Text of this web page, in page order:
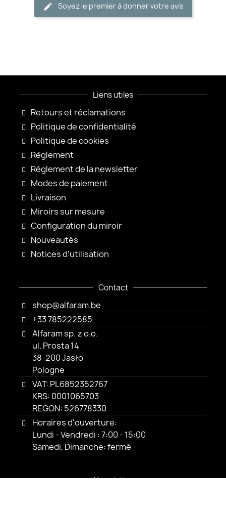
Soyez le premier à donner votre avis
Liens utiles
Retours et réclamations
Politique de confidentialité
Politique de cookies
Règlement
Règlement de la newsletter
Modes de paiement
Livraison
Miroirs sur mesure
Configuration du miroir
Nouveautés
Notices d'utilisation
Contact
shop@alfaram.be
+33 785222585
Alfaram sp. z o.o.
ul. Prosta 14
38-200 Jasło
Pologne
VAT: PL6852352767
KRS: 0001065703
REGON: 526778330
Horaires d'ouverture:
Lundi - Vendredi : 7:00 - 15:00
Samedi, Dimanche: fermé
Newsletter